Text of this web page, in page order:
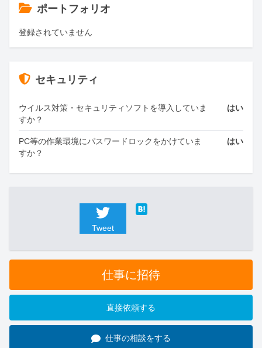
ポートフォリオ
登録されていません
セキュリティ
ウイルス対策・セキュリティソフトを導入していま
すか？
はい
PC等の作業環境にパスワードロックをかけていま
すか？
はい
Tweet
仕事に招待
直接依頼する
仕事の相談をする